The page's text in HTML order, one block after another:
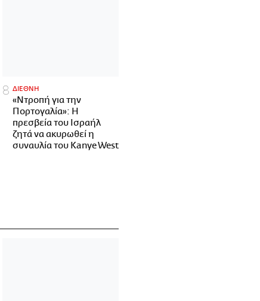
ΔΙΕΘΝΗ
«Ντροπή για την
Πορτογαλία»: Η
πρεσβεία του Ισραήλ
ζητά να ακυρωθεί η
συναυλία του Kanye West